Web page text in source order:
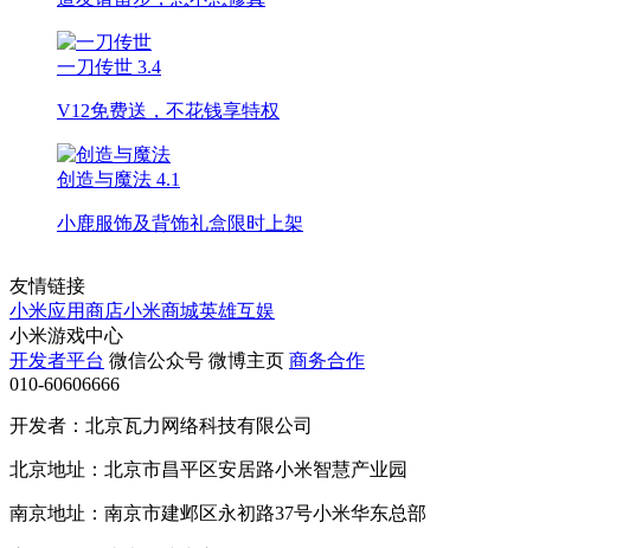
一刀传世 3.4
V12免费送，不花钱享特权
创造与魔法 4.1
小鹿服饰及背饰礼盒限时上架
友情链接
小米应用商店小米商城英雄互娱
小米游戏中心
开发者平台 微信公众号 微博主页 商务合作
010-60606666
开发者：北京瓦力网络科技有限公司
北京地址：北京市昌平区安居路小米智慧产业园
南京地址：南京市建邺区永初路37号小米华东总部